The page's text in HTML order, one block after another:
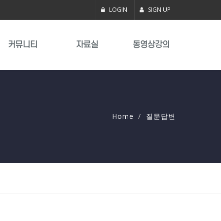
LOGIN SIGN UP
커뮤니티 자료실 동영상강의
Home 질문답변